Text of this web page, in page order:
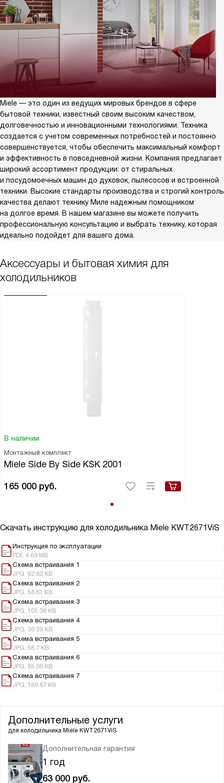
Miele — это один из ведущих мировых брендов в сфере
бытовой техники, известный своим высоким качеством,
долговечностью и инновационными технологиями. Техника
создается с учетом современных потребностей и постоянно
совершенствуется, чтобы обеспечить максимальный комфорт
и эффективность в повседневной жизни. Компания предлагает
широкий ассортимент продукции: от стиральных
и посудомоечных машин до духовок, пылесосов и встроенной
техники. Высокие стандарты производства и строгий контроль
качества делают технику Миле надежным помощником
на долгое время. В нашем магазине вы можете получить
профессиональную консультацию и выбрать технику, которая
идеально подойдет для вашего дома.
Аксессуары и бытовая химия для
холодильников
В наличии
Монтажный комплект
Miele Side By Side KSK 2001
165 000 руб.
Скачать инструкцию для холодильника Miele KWT2671ViS
Инструкция по эксплуатации
PDF, 4.69 MB
Схема встраивания 1
JPG, 62.82 KB
Схема встраивания 2
JPG, 56.61 KB
Схема встраивания 3
JPG, 101.38 KB
Схема встраивания 4
JPG, 36.39 KB
Схема встраивания 5
JPG, 58.7 KB
Схема встраивания 6
JPG, 85.09 KB
Схема встраивания 7
JPG, 169.67 KB
Дополнительные услуги
для холодильника Miele KWT2671ViS
Дополнительная гарантия
1 год
63 000 руб.